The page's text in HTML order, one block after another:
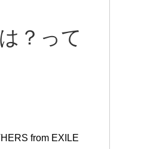
？って
from EXILE